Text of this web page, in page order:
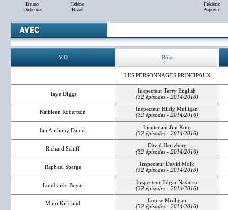
Bruno
Dubernat
Hélène
Bizot
Frédéric
Popovic
V.O Rôle
LES PERSONNAGES PRINCIPAUX
Taye Diggs
Inspecteur Terry English
(32 épisodes - 2014/2016)
Kathleen Robertson
Inspecteur Hildy Mulligan
(32 épisodes - 2014/2016)
Ian Anthony Daniel
Lieutenant Jim Koto
(32 épisodes - 2014/2016)
Richard Schiff
David Hertzberg
(32 épisodes - 2014/2016)
Raphael Sbarge
Inspecteur David Molk
(32 épisodes - 2014/2016)
Lombardo Boyar
Inspecteur Edgar Navarro
(32 épisodes - 2014/2016)
Mimi Kirkland
Louise Mulligan
(32 épisodes - 2014/2016)